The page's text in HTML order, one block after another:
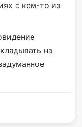
с кем-то из
на